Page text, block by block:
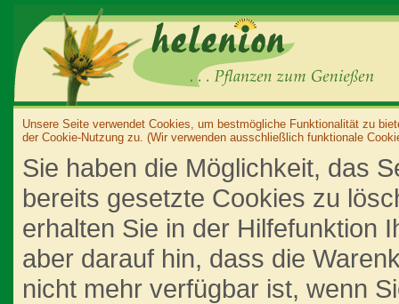
Unsere Seite verwendet Cookies, um bestmögliche Funktionalität zu
der Cookie-Nutzung zu. (Wir verwenden ausschließlich funktionale
Sie haben die Möglichkeit, das
bereits gesetzte Cookies zu
erhalten Sie in der Hilfefunktion
aber darauf hin, dass die
nicht mehr verfügbar ist, wenn